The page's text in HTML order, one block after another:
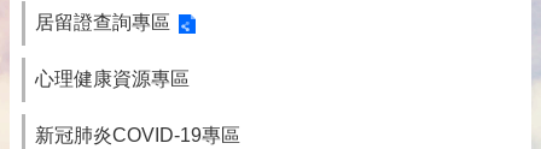
居留證查詢專區
心理健康資源專區
新冠肺炎COVID-19專區